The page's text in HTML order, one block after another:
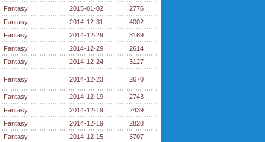
Fantasy 2015-01-02
2776
Fantasy 2014-12-31
4002
Fantasy 2014-12-29
3169
Fantasy 2014-12-29
2614
Fantasy 2014-12-24 3127
Fantasy 2014-12-23 2670
Fantasy 2014-12-19
2743
Fantasy 2014-12-19
2439
Fantasy 2014-12-19
2828
Fantasy 2014-12-15
3707